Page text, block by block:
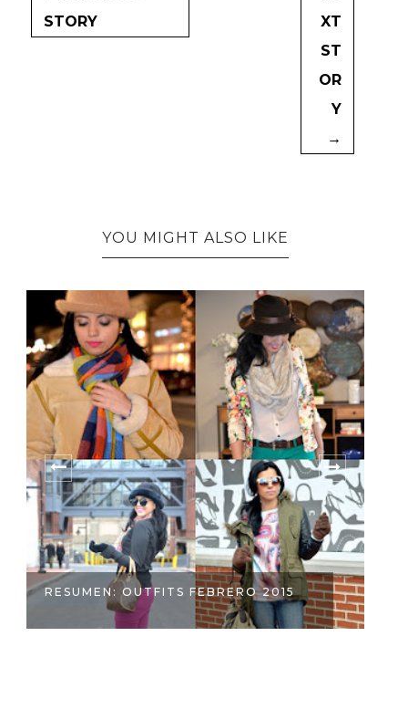
STORY
XT
ST
OR
Y
→
YOU MIGHT ALSO LIKE
RESUMEN: OUTFITS FEBRERO 2015